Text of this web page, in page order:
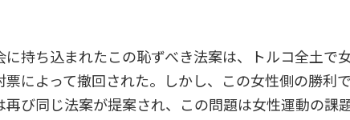
持ち込まれたこの恥ずべき法案は、トルコ全土で
によって撤回された。しかし、この女性側の勝利
び同じ法案が提案され、この問題は女性運動の課